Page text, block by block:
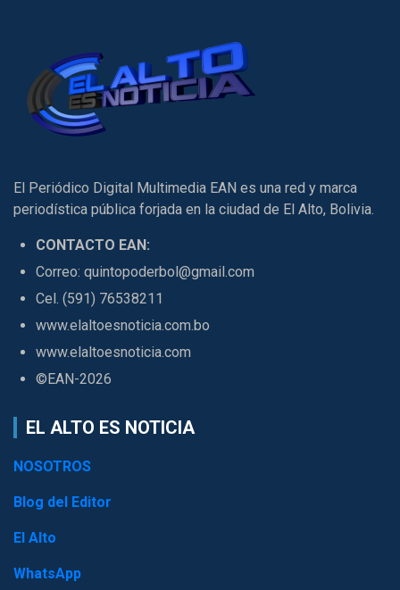
El Periódico Digital Multimedia EAN es una red y marca
periodística pública forjada en la ciudad de El Alto, Bolivia.
CONTACTO EAN:
Correo: quintopoderbol@gmail.com
Cel. (591) 76538211
www.elaltoesnoticia.com.bo
www.elaltoesnoticia.com
©EAN-2026
EL ALTO ES NOTICIA
NOSOTROS
Blog del Editor
El Alto
WhatsApp